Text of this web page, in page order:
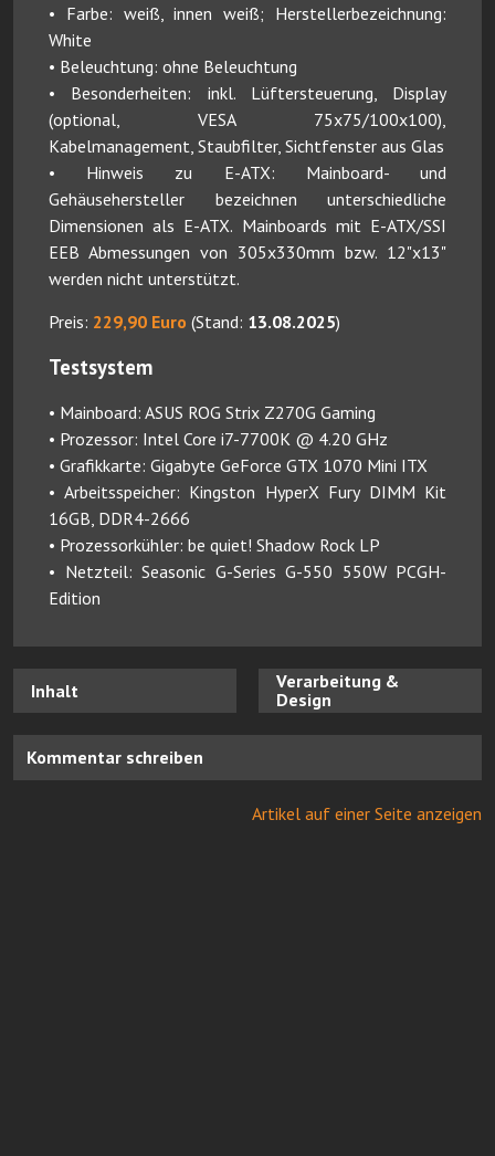
• Farbe: weiß, innen weiß; Herstellerbezeichnung:
White
• Beleuchtung: ohne Beleuchtung
• Besonderheiten: inkl. Lüftersteuerung, Display
(optional, VESA 75x75/100x100),
Kabelmanagement, Staubfilter, Sichtfenster aus Glas
• Hinweis zu E-ATX: Mainboard- und
Gehäusehersteller bezeichnen unterschiedliche
Dimensionen als E-ATX. Mainboards mit E-ATX/SSI
EEB Abmessungen von 305x330mm bzw. 12"x13"
werden nicht unterstützt.
Preis: 229,90 Euro (Stand: 13.08.2025)
Testsystem
• Mainboard: ASUS ROG Strix Z270G Gaming
• Prozessor: Intel Core i7-7700K @ 4.20 GHz
• Grafikkarte: Gigabyte GeForce GTX 1070 Mini ITX
• Arbeitsspeicher: Kingston HyperX Fury DIMM Kit
16GB, DDR4-2666
• Prozessorkühler: be quiet! Shadow Rock LP
• Netzteil: Seasonic G-Series G-550 550W PCGH-
Edition
Inhalt
Verarbeitung &
Design
Kommentar schreiben
Artikel auf einer Seite anzeigen